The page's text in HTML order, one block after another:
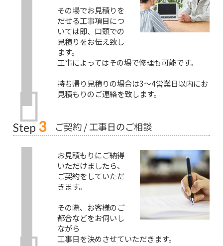
その場でお見積りを
だせる工事項目につ
いては即、口頭での
見積りをお伝え致し
ます。
工事によってはその場で修理も可能です。
持ち帰り見積りの場合は3～4営業日以内にお
見積もりのご連絡を致します。
Step 3 ご契約 / 工事日のご相談
お見積もりにご納得
いただけましたら、
ご契約をしていただ
きます。
その際、お客様のご
都合などをお伺いし
ながら
工事日を決めさせていただきます。